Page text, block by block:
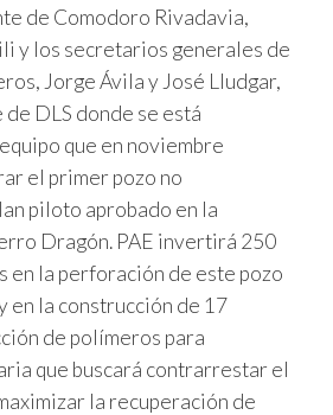
de Comodoro Rivadavia,
y los secretarios generales de
Jorge Ávila y José Lludgar,
DLS donde se está
que en noviembre
el primer pozo no
piloto aprobado en la
Dragón. PAE invertirá 250
en la perforación de este pozo
en la construcción de 17
de polímeros para
que buscará contrarrestar el
la recuperación de